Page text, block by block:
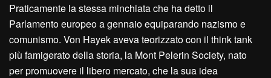
Praticamente la stessa minchiata che ha detto il
Parlamento europeo a gennaio equiparando nazismo e
comunismo. Von Hayek aveva teorizzato con il think tank
più famigerato della storia, la Mont Pelerin Society, nato
per promuovere il libero mercato, che la sua idea